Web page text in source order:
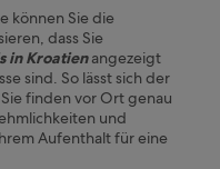
können Sie die
dass Sie
in Kroatienangezeigt
sind. So lässt sich der
finden vor Ort genau
und
Aufenthalt für eine